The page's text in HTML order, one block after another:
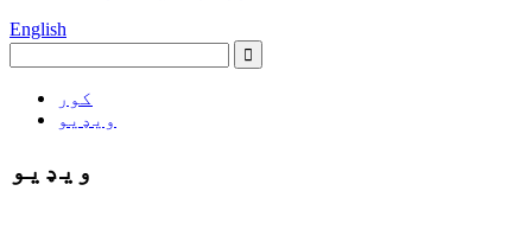
English
کور
ویډیو
ویډیو